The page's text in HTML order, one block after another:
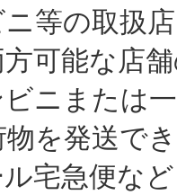
等の取扱
可能な店
または一
物を発送で
急便など